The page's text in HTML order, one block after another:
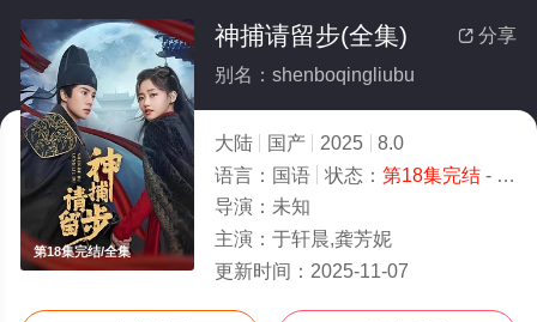
第18集完结/全集
 分享
神捕请留步(全集)
别名：shenboqingliubu
大陆 国产 2025
8.0
语言： 国语 状态： 第18集完结- 免费在线观看
导演： 未知
主演： 于轩晨,龚芳妮
更新时间： 2025-11-07